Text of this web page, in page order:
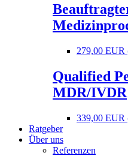
279,00
Qualified
MDR/IVDR
339,00 EUR
Ratgeber
Über uns
Referenzen